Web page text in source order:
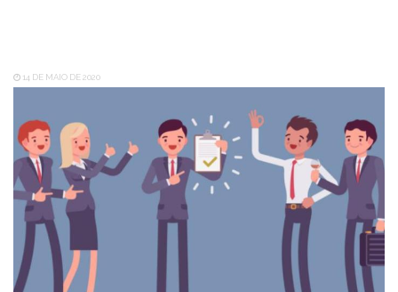
14 DE MAIO DE 2020